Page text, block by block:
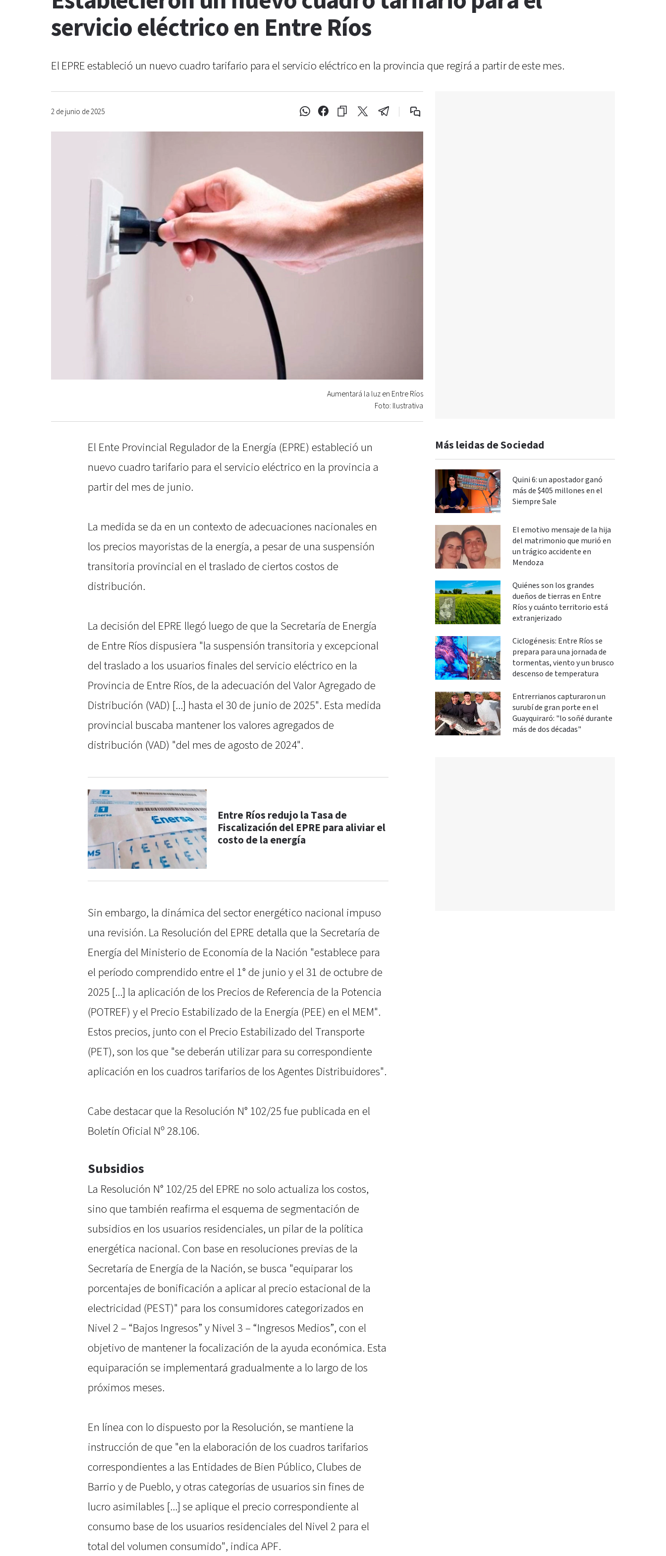
servicio eléctrico en Entre Ríos
El EPRE estableció un nuevo cuadro tarifario para el servicio eléctrico en la provincia que regirá a partir de este mes.
2 de junio de 2025
Aumentará la luz en Entre Ríos
Foto: Ilustrativa
El Ente Provincial Regulador de la Energía (EPRE) estableció un
nuevo cuadro tarifario para el servicio eléctrico en la provincia a
partir del mes de junio.
La medida se da en un contexto de adecuaciones nacionales en
los precios mayoristas de la energía, a pesar de una suspensión
transitoria provincial en el traslado de ciertos costos de
distribución.
La decisión del EPRE llegó luego de que la Secretaría de Energía
de Entre Ríos dispusiera "la suspensión transitoria y excepcional
del traslado a los usuarios finales del servicio eléctrico en la
Provincia de Entre Ríos, de la adecuación del Valor Agregado de
Distribución (VAD) [...] hasta el 30 de junio de 2025". Esta medida
provincial buscaba mantener los valores agregados de
distribución (VAD) "del mes de agosto de 2024".
Entre Ríos redujo la Tasa de
Fiscalización del EPRE para aliviar el
costo de la energía
Sin embargo, la dinámica del sector energético nacional impuso
una revisión. La Resolución del EPRE detalla que la Secretaría de
Energía del Ministerio de Economía de la Nación "establece para
el período comprendido entre el 1° de junio y el 31 de octubre de
2025 [...] la aplicación de los Precios de Referencia de la Potencia
(POTREF) y el Precio Estabilizado de la Energía (PEE) en el MEM".
Estos precios, junto con el Precio Estabilizado del Transporte
(PET), son los que "se deberán utilizar para su correspondiente
aplicación en los cuadros tarifarios de los Agentes Distribuidores".
Cabe destacar que la Resolución N° 102/25 fue publicada en el
Boletín Oficial Nº 28.106.
Subsidios
La Resolución N° 102/25 del EPRE no solo actualiza los costos,
sino que también reafirma el esquema de segmentación de
subsidios en los usuarios residenciales, un pilar de la política
energética nacional. Con base en resoluciones previas de la
Secretaría de Energía de la Nación, se busca "equiparar los
porcentajes de bonificación a aplicar al precio estacional de la
electricidad (PEST)" para los consumidores categorizados en
Nivel 2 – “Bajos Ingresos” y Nivel 3 – “Ingresos Medios”, con el
objetivo de mantener la focalización de la ayuda económica. Esta
equiparación se implementará gradualmente a lo largo de los
próximos meses.
En línea con lo dispuesto por la Resolución, se mantiene la
instrucción de que "en la elaboración de los cuadros tarifarios
correspondientes a las Entidades de Bien Público, Clubes de
Barrio y de Pueblo, y otras categorías de usuarios sin fines de
lucro asimilables [...] se aplique el precio correspondiente al
consumo base de los usuarios residenciales del Nivel 2 para el
total del volumen consumido", indica APF.
Más leidas de Sociedad
Quini 6: un apostador ganó
más de $405 millones en el
Siempre Sale
El emotivo mensaje de la hija
del matrimonio que murió en
un trágico accidente en
Mendoza
Quiénes son los grandes
dueños de tierras en Entre
Ríos y cuánto territorio está
extranjerizado
Ciclogénesis: Entre Ríos se
prepara para una jornada de
tormentas, viento y un brusco
descenso de temperatura
Entrerrianos capturaron un
surubí de gran porte en el
Guayquiraró: "lo soñé durante
más de dos décadas"